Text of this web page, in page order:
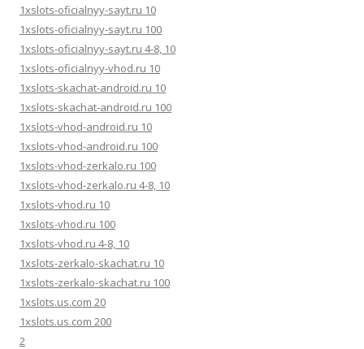
1xslots-oficialnyy-sayt.ru 10
1xslots-oficialnyy-sayt.ru 100
1xslots-oficialnyy-sayt.ru 4-8, 10
1xslots-oficialnyy-vhod.ru 10
1xslots-skachat-android.ru 10
1xslots-skachat-android.ru 100
1xslots-vhod-android.ru 10
1xslots-vhod-android.ru 100
1xslots-vhod-zerkalo.ru 100
1xslots-vhod-zerkalo.ru 4-8, 10
1xslots-vhod.ru 10
1xslots-vhod.ru 100
1xslots-vhod.ru 4-8, 10
1xslots-zerkalo-skachat.ru 10
1xslots-zerkalo-skachat.ru 100
1xslots.us.com 20
1xslots.us.com 200
2